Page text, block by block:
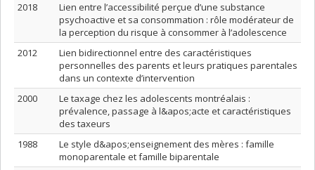
2018
Lien entre l’accessibilité perçue d’une substance
psychoactive et sa consommation : rôle modérateur de
la perception du risque à consommer à l’adolescence
2012
Lien bidirectionnel entre des caractéristiques
personnelles des parents et leurs pratiques parentales
dans un contexte d’intervention
2000
Le taxage chez les adolescents montréalais :
prévalence, passage à l&apos;acte et caractéristiques
des taxeurs
1988
Le style d&apos;enseignement des mères : famille
monoparentale et famille biparentale